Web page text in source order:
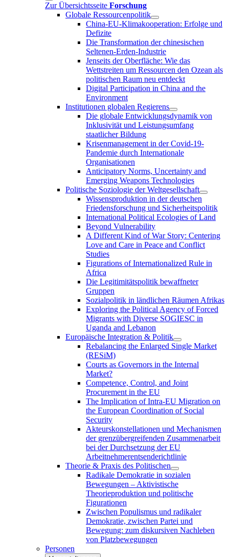
Zur Übersichtsseite Forschung
Globale Ressourcenpolitik
China-EU-Klimakooperation: Erfolge und
Defizite
Die Transformation der chinesischen
Seltenen-Erden-Industrie
Jenseits der Oberfläche: Wie das
Wettstreiten um Ressourcen den Ozean als
politischen Raum neu entdeckt
Digital Participation in China and the
Environment
Institutionen globalen Regierens
Die globale Entwicklungsdynamik von
Inklusivität und Leistungsumfang
staatlicher Bildung
Krisenmanagement in der Covid-19-
Pandemie durch Internationale
Organisationen
Anticipatory Norms, Uncertainty and
Emerging Weapons Technologies
Politische Soziologie der Weltgesellschaft
Wissensproduktion in der deutschen
Friedensforschung und Sicherheitspolitik
International Political Ecologies of Land
Beyond Vulnerability
A Different Kind of War Story: Centering
Love and Care in Peace and Conflict
Studies
Figurations of Internationalized Rule in
Africa
Die Legitimitätspolitik bewaffneter
Gruppen
Sozialpolitik in ländlichen Räumen Afrikas
Exploring the Political Agency of Forced
Migrants with Diverse SOGIESC in
Uganda and Lebanon
Europäische Integration & Politik
Rebalancing the Enlarged Single Market
(RESiM)
Courts as Governors in the Internal
Market?
Competence, Control, and Joint
Procurement in the EU
The Implication of Intra-EU Migration on
the European Coordination of Social
Security
Akteurskonstellationen und Mechanismen
der grenzübergreifenden Zusammenarbeit
bei der Durchsetzung der EU
Arbeitnehmerentsenderichtlinie
Theorie & Praxis des Politischen
Radikale Demokratie in sozialen
Bewegungen – Aktivistische
Theorieproduktion und politische
Figurationen
Zwischen Populismus und radikaler
Demokratie, zwischen Partei und
Bewegung: zum diskursiven Nachleben
von Platzbewegungen
Personen